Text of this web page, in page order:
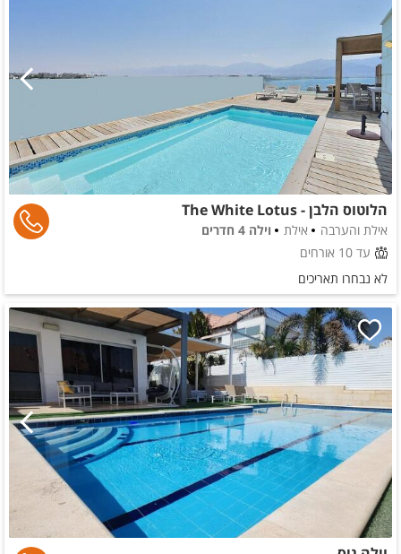
הלוטוס הלבן - The White Lotus
אילת והערבה אילת
וילה 4 חדרים
עד 10 אורחים
לא נבחרו תאריכים